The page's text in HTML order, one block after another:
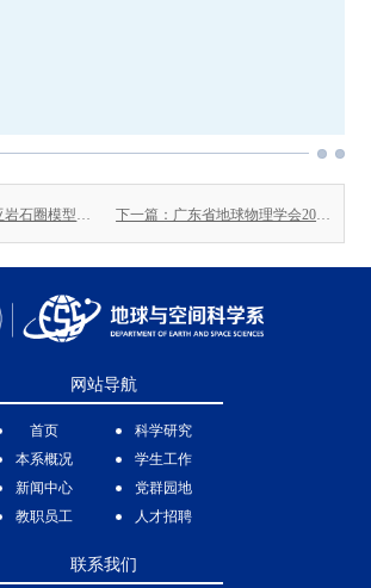
上一篇：2026年东亚岩石圈模型标准化研讨会在南方科技大学成功举行 下一篇：广东省地球物理学会2025年度学术年会暨第五届粤港澳地球物理学术论坛顺利召开
网站导航
首页
本系概况
新闻中心
教职员工
科学研究
学生工作
党群园地
人才招聘
联系我们